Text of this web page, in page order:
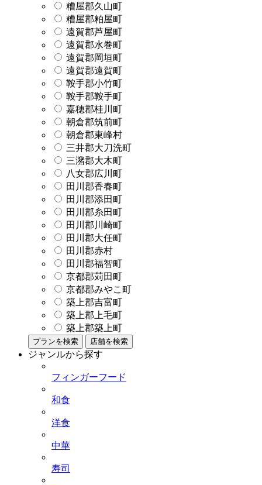
糟屋郡久山町
糟屋郡粕屋町
遠賀郡芦屋町
遠賀郡水巻町
遠賀郡岡垣町
遠賀郡遠賀町
鞍手郡小竹町
鞍手郡鞍手町
嘉穂郡桂川町
朝倉郡筑前町
朝倉郡東峰村
三井郡大刀洗町
三潴郡大木町
八女郡広川町
田川郡香春町
田川郡添田町
田川郡糸田町
田川郡川崎町
田川郡大任町
田川郡赤村
田川郡福智町
京都郡苅田町
京都郡みやこ町
築上郡吉富町
築上郡上毛町
築上郡築上町
プランを検索 店舗を検索
ジャンルから探す
フィンガーフード
和食
洋食
中華
寿司